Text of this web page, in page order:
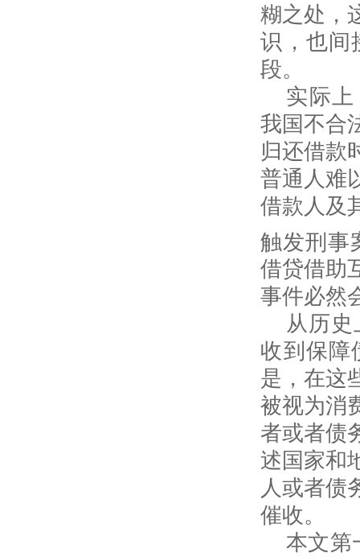
糊之处，
识，也间
段。
实际上
我国不合
归还借款
普通人难
借款人及
触发刑事
借贷借助
事件必然
从历
收到保障
是，在这
被视为消
者或者债
述国家和
人或者债
催收。
本文第